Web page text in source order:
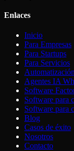
Enlaces
Inicio
Para Empresas
Para Startups
Para Servicios
Agentes IA
Software
Software para
Software para
Blog
Casos de éxito
Nosotros
Contacto